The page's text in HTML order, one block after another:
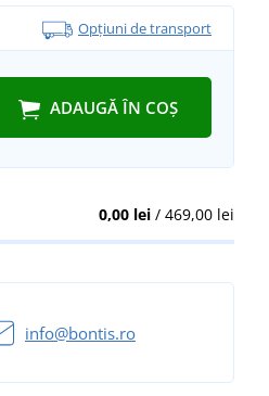
Opțiuni de transport
ADAUGĂ ÎN COȘ
0,00 lei/ 469,00 lei
info@bontis.ro